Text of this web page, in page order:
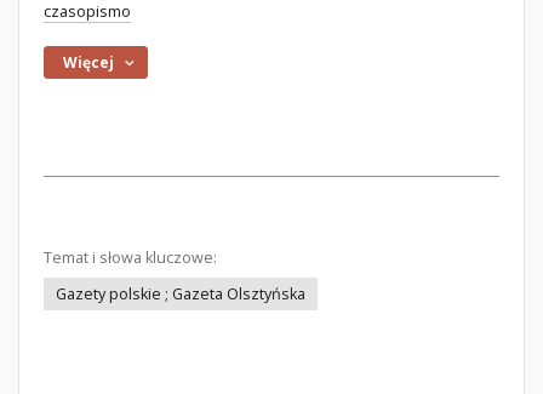
czasopismo
Więcej
Temat i słowa kluczowe:
Gazety polskie ; Gazeta Olsztyńska